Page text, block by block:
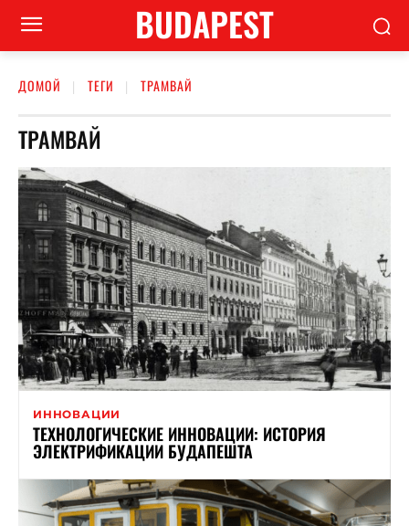
BUDAPEST
ДОМОЙ ТЕГИ ТРАМВАЙ
ТРАМВАЙ
ИННОВАЦИИ
ТЕХНОЛОГИЧЕСКИЕ ИННОВАЦИИ: ИСТОРИЯ
ЭЛЕКТРИФИКАЦИИ БУДАПЕШТА